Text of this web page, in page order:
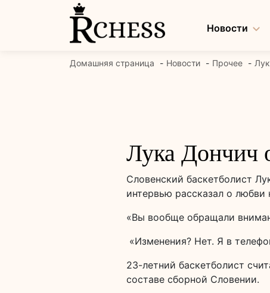
Новости
Домашняя страница Новости Прочее
Лука Дончич
Словенский баскетболист
интервью рассказал о
«Вы вообще обращали
«Изменения? Нет. Я в
23-летний баскетболист
составе сборной Словении.